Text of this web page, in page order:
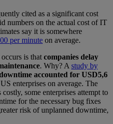
cited as a significant cost
numbers on the actual cost of IT
say it is somewhere
per minute on average.
is that companies delay
. Why? A study by
accounted for USD5,6
enterprises on average. The
some enterprises attempt to
for the necessary bug fixes
risk of unplanned downtime,